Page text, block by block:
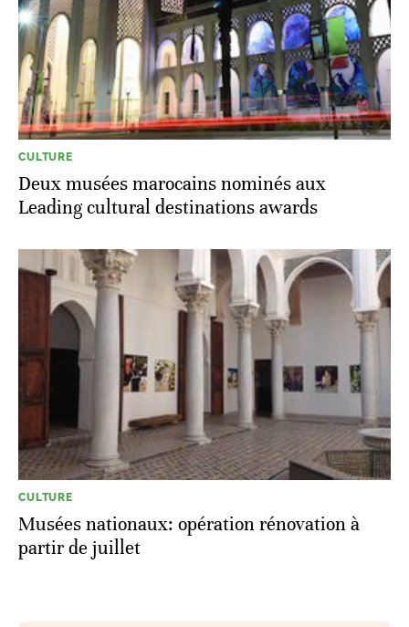
CULTURE
Deux musées marocains nominés aux
Leading cultural destinations awards
CULTURE
Musées nationaux: opération rénovation à
partir de juillet